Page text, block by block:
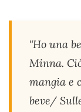
"Ho una
Minna.
mangia e
beve/